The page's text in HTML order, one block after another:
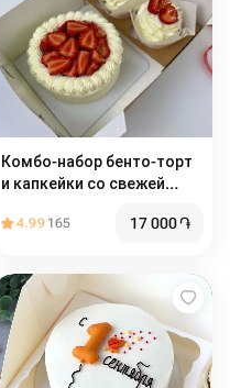
Комбо-набор бенто-торт
и капкейки со свежей
сливочным кремом (2 шт)
4.99 165 17 000֏